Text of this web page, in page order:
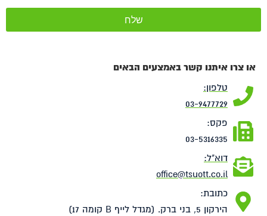
או צרו איתנו קשר באמצעים הבאים
טלפון:
03-9477729
פקס:
03-5316335
דוא"ל:
office@tsuott.co.il
כתובת:
הירקון 5, בני ברק. (מגדל לייף B קומה 17)